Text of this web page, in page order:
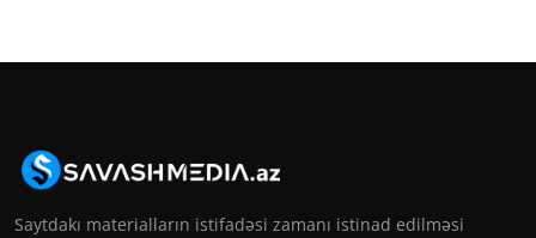
Saytdakı materialların istifadəsi zamanı istinad edilməsi